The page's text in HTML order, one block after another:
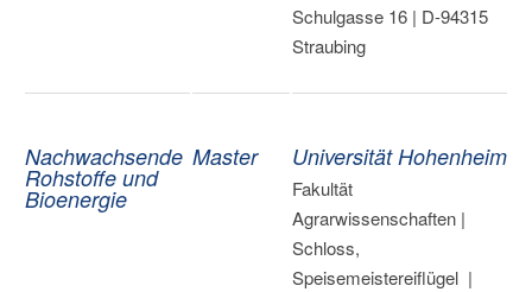
Schulgasse 16 | D-94315
Straubing
Nachwachsende
Rohstoffe und
Bioenergie
Master Universität Hohenheim
Fakultät
Agrarwissenschaften |
Schloss,
Speisemeistereiflügel |